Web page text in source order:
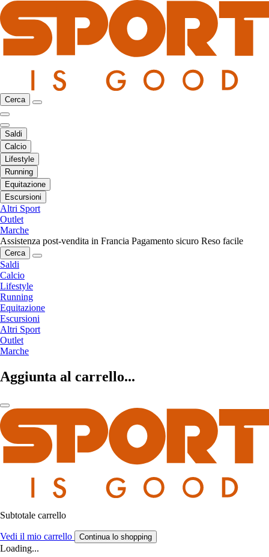
Cerca
Saldi
Calcio
Lifestyle
Running
Equitazione
Escursioni
Altri Sport
Outlet
Marche
Assistenza post-vendita in Francia Pagamento sicuro Reso facile
Cerca
Saldi
Calcio
Lifestyle
Running
Equitazione
Escursioni
Altri Sport
Outlet
Marche
Aggiunta al carrello...
Subtotale carrello
Vedi il mio carrello Continua lo shopping
Loading...